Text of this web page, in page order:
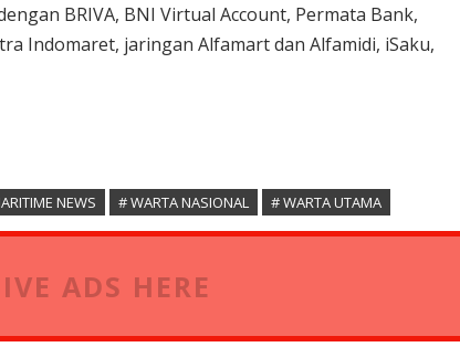
BRIVA, BNI Virtual Account, Permata Bank,
Indomaret, jaringan Alfamart dan Alfamidi, iSaku,
NEWS # WARTA NASIONAL # WARTA UTAMA
ADS HERE